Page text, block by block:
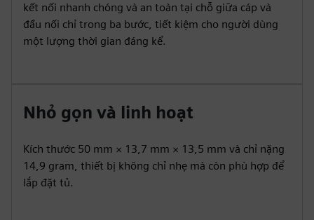
kết nối nhanh chóng và an toàn tại chỗ giữa cáp và
đầu nối chỉ trong ba bước, tiết kiệm cho người dùng
một lượng thời gian đáng kể.
Nhỏ gọn và linh hoạt
Kích thước 50 mm × 13,7 mm × 13,5 mm và chỉ nặng
14,9 gram, thiết bị không chỉ nhẹ mà còn phù hợp để
lắp đặt tủ.